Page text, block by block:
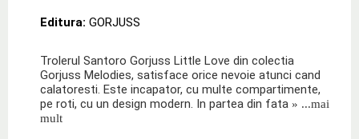
Editura: GORJUSS
Trolerul Santoro Gorjuss Little Love din colectia
Gorjuss Melodies, satisface orice nevoie atunci cand
calatoresti. Este incapator, cu multe compartimente,
pe roti, cu un design modern. In partea din fata » ...mai
mult